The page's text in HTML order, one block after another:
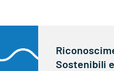
Sostenibili